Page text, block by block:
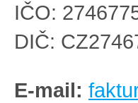
IČO:
DIČ:
E-mail: